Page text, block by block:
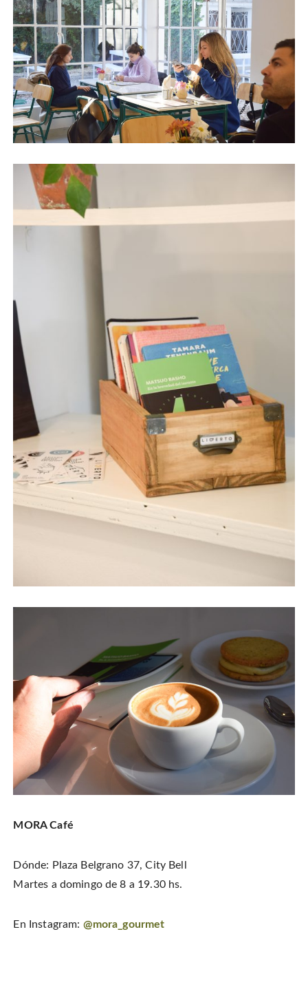
MORA Café
Dónde: Plaza Belgrano 37, City Bell
Martes a domingo de 8 a 19.30 hs.
En Instagram: @mora_gourmet